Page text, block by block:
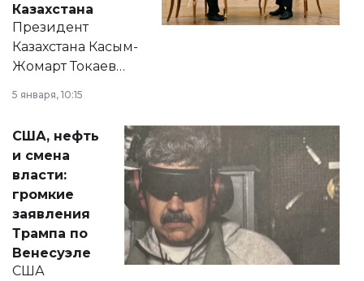
Казахстана
Президент
Казахстана Касым-
Жомарт Токаев
сразу несколько
актуальных тем —
от слухов о
политических
реформах до
вопросов армии,
экономики и
личного здоровья.
5 января, 10:15
США, нефть
и смена
власти:
громкие
заявления
Трампа по
Венесуэле
США